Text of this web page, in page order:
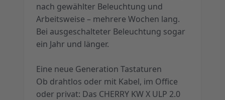
nach gewählter Beleuchtung und
Arbeitsweise – mehrere Wochen lang.
Bei ausgeschalteter Beleuchtung sogar
ein Jahr und länger.
Eine neue Generation Tastaturen
Ob drahtlos oder mit Kabel, im Office
oder privat: Das CHERRY KW X ULP 2.0